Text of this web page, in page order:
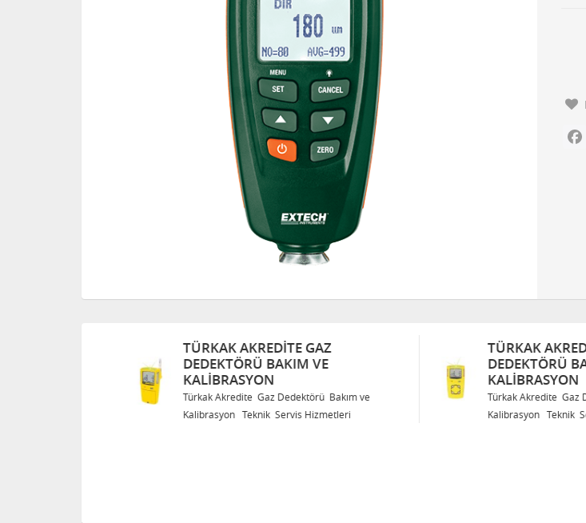
TÜRKAK AKREDITE GAZ
DEDEKTÖRÜ BAKIM VE
KALIBRASYON
Türkak Akredite Gaz Dedektörü Bakım ve
Kalibrasyon Teknik Servis Hizmetleri
TÜRKAK AKREDITE
DEDEKTÖRÜ BAKIM
KALIBRASYON
Türkak Akredite Gaz
Kalibrasyon Teknik Servis